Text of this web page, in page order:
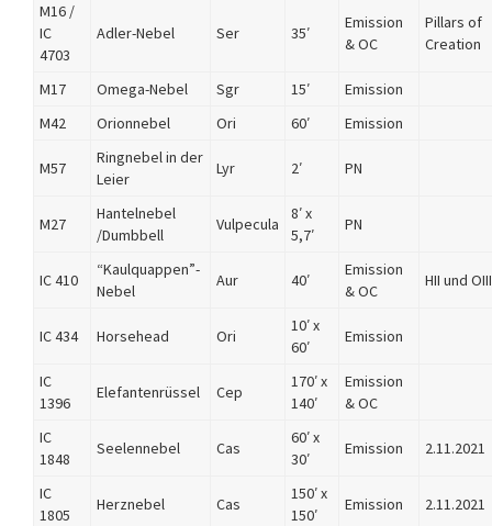
M16 /
IC
4703
Adler-Nebel Ser 35′
Emission
& OC
Pillars of
Creation
M17 Omega-Nebel Sgr 15′
Emission
M42
Orionnebel Ori 60′ Emission
M57
Ringnebel in der
Leier
Lyr 2′ PN
M27
Hantelnebel
/Dumbbell
Vulpecula
8′ x
5,7′
PN
IC 410
“Kaulquappen”-
Nebel
Aur 40′
Emission
& OC
HII und OIII
IC 434 Horsehead Ori
10′ x
60′
Emission
IC
1396
Elefantenrüssel Cep
170′ x
140′
Emission
& OC
IC
1848
Seelennebel Cas
60′ x
30′
Emission 2.11.2021
IC
1805
Herznebel Cas
150′ x
150′
Emission 2.11.2021